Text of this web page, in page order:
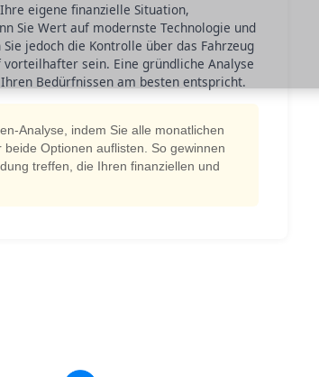
eigene finanzielle Situation,
Sie Wert auf modernste Technologie und
jedoch die Kontrolle über das Fahrzeug
sein. Eine gründliche Analyse
Bedürfnissen am besten entspricht.
Analyse, indem Sie alle monatlichen
Optionen auflisten. So gewinnen
treffen, die Ihren finanziellen und